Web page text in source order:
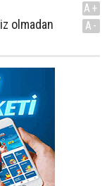
olmadan
A+
A-